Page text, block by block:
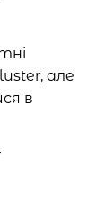
але
в